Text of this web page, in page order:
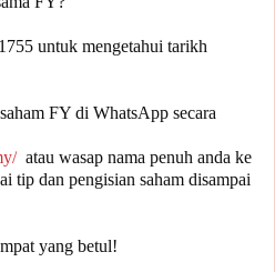
untuk mengetahui tarikh
FY di WhatsApp secara
  atau wasap nama penuh anda ke
tip dan pengisian saham disampai
yang betul!